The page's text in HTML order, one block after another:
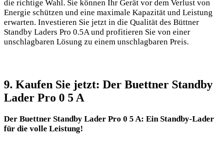
die richtige ⁣Wahl. Sie können⁤ Ihr Gerät vor dem Verlust von
Energie schützen und eine maximale Kapazität⁢ und Leistung
erwarten. Investieren ​Sie jetzt in die Qualität des Büttner
Standby‌ Laders Pro 0.5A und profitieren ⁣Sie von einer
unschlagbaren Lösung zu einem unschlagbaren ​Preis.
9.⁤ Kaufen‌ Sie jetzt: Der Buettner Standby
Lader ⁣Pro⁤ 0 5 A
Der Buettner‍ Standby Lader Pro 0 5‌ A: Ein Standby-Lader
für die ‌volle ‌Leistung!